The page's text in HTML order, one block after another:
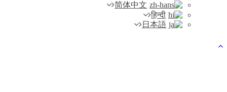
简体中文
हिन्दी
日本語